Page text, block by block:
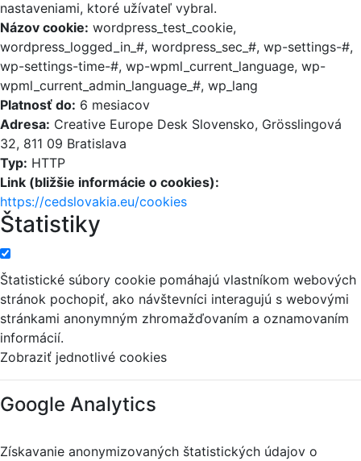
nastaveniami, ktoré užívateľ vybral.
Názov cookie: wordpress_test_cookie,
wordpress_logged_in_#, wordpress_sec_#, wp-settings-#,
wp-settings-time-#, wp-wpml_current_language, wp-
wpml_current_admin_language_#, wp_lang
Platnosť do: 6 mesiacov
Adresa: Creative Europe Desk Slovensko, Grösslingová
32, 811 09 Bratislava
Typ: HTTP
Link (bližšie informácie o cookies):
https://cedslovakia.eu/cookies
Štatistiky
Štatistické súbory cookie pomáhajú vlastníkom webových
stránok pochopiť, ako návštevníci interagujú s webovými
stránkami anonymným zhromažďovaním a oznamovaním
informácií.
Zobraziť jednotlivé cookies
Google Analytics
Získavanie anonymizovaných štatistických údajov o